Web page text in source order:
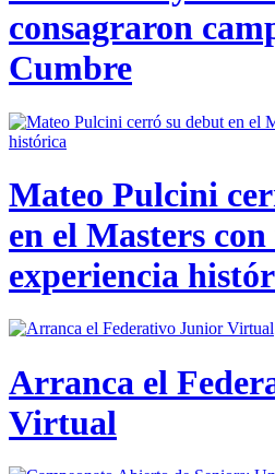
consagraron
Cumbre
Mateo Pulcini
en el Masters
experiencia
Arranca el
Virtual